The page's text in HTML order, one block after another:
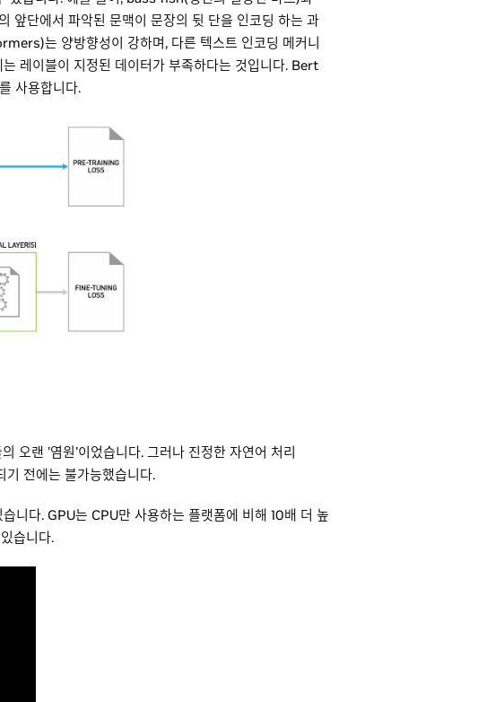
앞단에서 파악된 문맥이 문장의 뒷 단을 인코딩 하는 과
는 양방향성이 강하며, 다른 텍스트 인코딩 메커니
레이블이 지정된 데이터가 부족하다는 것입니다. Bert
사용합니다.
오랜 '염원'이었습니다. 그러나 진정한 자연어 처리
전에는 불가능했습니다.
니다. GPU는 CPU만 사용하는 플랫폼에 비해 10배 더 높
습니다.